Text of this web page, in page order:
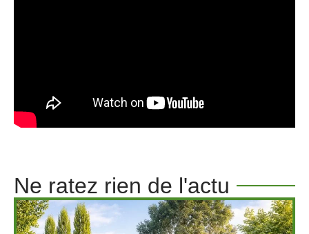
Ne ratez rien de l'actu